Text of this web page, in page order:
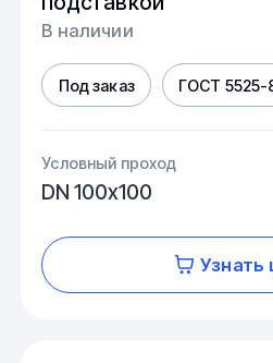
В наличии
Под заказ ГОСТ 5525-
Условный проход
DN 100х100
Узнать